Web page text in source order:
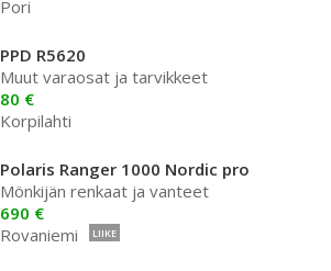
Pori
PPD R5620
Muut varaosat ja tarvikkeet
80 €
Korpilahti
Polaris Ranger 1000 Nordic pro
Mönkijän renkaat ja vanteet
690 €
Rovaniemi
LIIKE